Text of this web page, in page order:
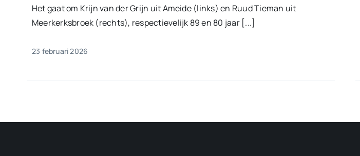
Het gaat om Krijn van der Grijn uit Ameide (links) en Ruud Tieman uit
Meerkerksbroek (rechts), respectievelijk 89 en 80 jaar [...]
23 februari 2026